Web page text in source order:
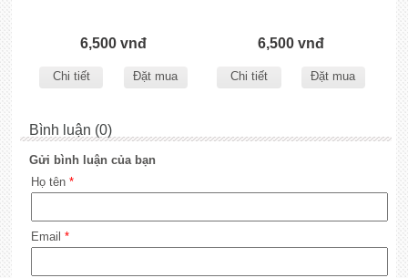
6,500 vnđ
Chi tiết Đặt mua
6,500 vnđ
Chi tiết Đặt mua
Bình luận (0)
Gửi bình luận của bạn
Họ tên *
Email *